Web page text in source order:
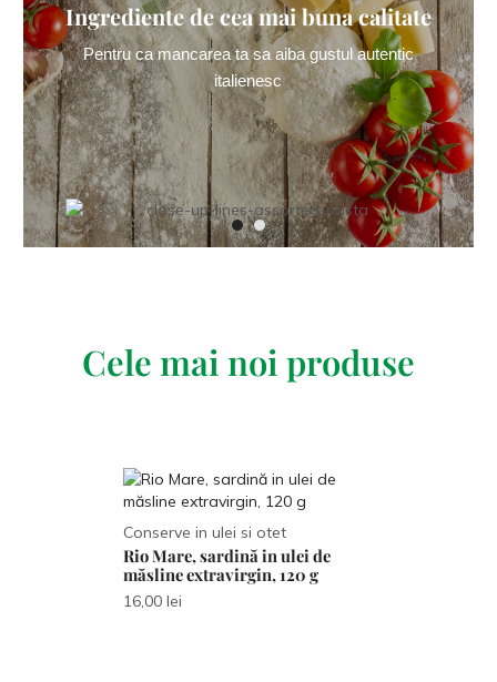
Ingrediente de cea mai buna calitate
Pentru ca mancarea ta sa aiba gustul autentic
italienesc
Cele mai noi produse
Conserve in ulei si otet
Rio Mare, sardină in ulei de
măsline extravirgin, 120 g
16,00 lei